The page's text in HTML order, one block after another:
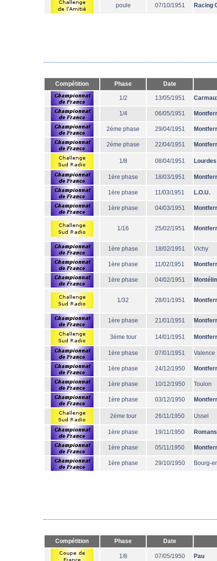
poule 07/10/1951 Racing
Compétition Phase Date
1/2 13/05/1951
1/4 06/05/1951
2éme phase 29/04/1951
2éme phase 22/04/1951
1/8 08/04/1951 Lourdes
1ère phase 18/03/1951
1ère phase 11/03/1951 L.O.U.
1ère phase 04/03/1951
1/16 25/02/1951
1ère phase 18/02/1951 Vichy
1ère phase 11/02/1951
1ère phase 04/02/1951
1/32 28/01/1951
1ère phase 21/01/1951
3éme tour 14/01/1951
1ère phase 07/01/1951 Valence
1ère phase 24/12/1950
1ère phase 10/12/1950 Toulon
1ère phase 03/12/1950
2éme tour 26/11/1950 Ussel
1ère phase 19/11/1950 Romans
1ère phase 05/11/1950
1ère phase 29/10/1950 Bourg-
Compétition Phase Date
1/8 07/05/1950 Pau